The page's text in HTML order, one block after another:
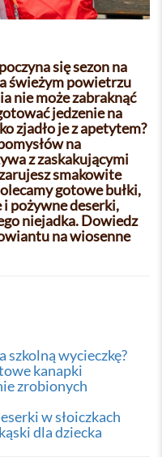
się sezon na
świeżym powietrzu
nie może zabraknąć
jedzenie na
zjadło je z apetytem?
na
z zaskakującymi
smakowite
gotowe bułki,
i pożywne deserki,
niejadka. Dowiedz
na wiosenne
szkolną wycieczkę?
kanapki
zrobionych
w słoiczkach
dla dziecka